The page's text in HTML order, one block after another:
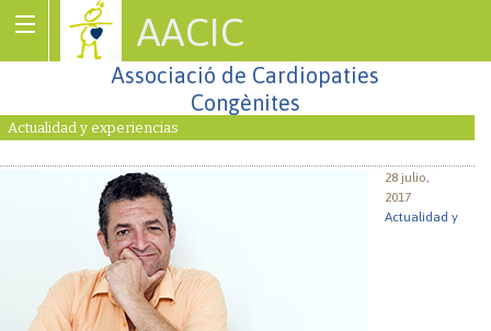
AACIC
Associació de Cardiopaties
Congènites
Actualidad y experiencias
28 julio,
2017
Actualidad y